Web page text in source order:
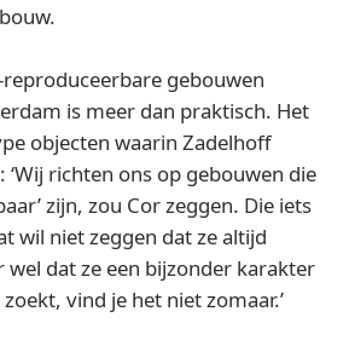
gebouwen
is meer dan praktisch. Het
objecten waarin Zadelhoff
‘Wij richten ons op gebouwen die
zijn, zou Cor zeggen. Die iets
wil niet zeggen dat ze altijd
dat ze een bijzonder karakter
vind je het niet zomaar.’